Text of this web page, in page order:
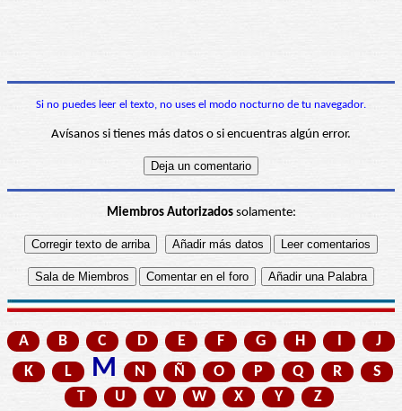
Si no puedes leer el texto, no uses el modo nocturno de tu navegador.
Avísanos si tienes más datos o si encuentras algún error.
Miembros Autorizadossolamente:
A B C D E F G H I
J
K
L M N Ñ O P Q R
S
T
U V W X Y Z